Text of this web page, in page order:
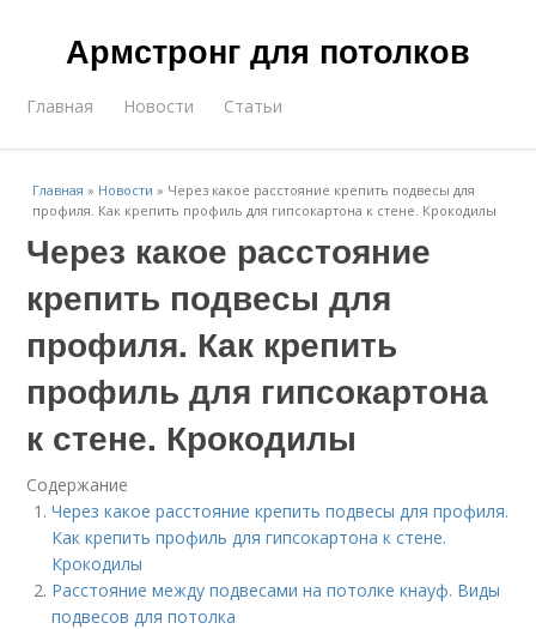
Армстронг для потолков
Главная Новости Статьи
Главная » Новости » Через какое расстояние крепить подвесы для
профиля. Как крепить профиль для гипсокартона к стене. Крокодилы
Через какое расстояние
крепить подвесы для
профиля. Как крепить
профиль для гипсокартона
к стене. Крокодилы
Содержание
Через какое расстояние крепить подвесы для профиля.
Как крепить профиль для гипсокартона к стене.
Крокодилы
Расстояние между подвесами на потолке кнауф. Виды
подвесов для потолка